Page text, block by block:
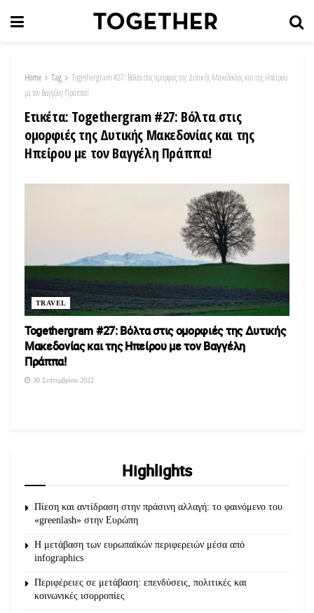
Home Tag
Τοgethergram #27: Βόλτα στις ομορφιές της Δυτικής Μακεδονίας και της Ηπείρου
με τον Βαγγέλη Πράππα!
Ετικέτα: Τοgethergram #27: Βόλτα στις
ομορφιές της Δυτικής Μακεδονίας και της
Ηπείρου με τον Βαγγέλη Πράππα!
TRAVEL
Τοgethergram #27: Βόλτα στις ομορφιές της Δυτικής
Μακεδονίας και της Ηπείρου με τον Βαγγέλη
Πράππα!
30 Σεπτεμβρίου 2022
Highlights
Πίεση και αντίδραση στην πράσινη αλλαγή: το φαινόμενο του
«greenlash» στην Ευρώπη
Η μετάβαση των ευρωπαϊκών περιφερειών μέσα από
infographics
Περιφέρειες σε μετάβαση: επενδύσεις, πολιτικές και
κοινωνικές ισορροπίες